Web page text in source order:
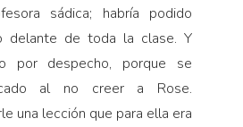
sádica; habría podido
delante de toda la clase. Y
por despecho, porque se
al no creer a Rose.
una lección que para ella era